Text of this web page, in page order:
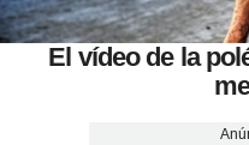
El vídeo de la